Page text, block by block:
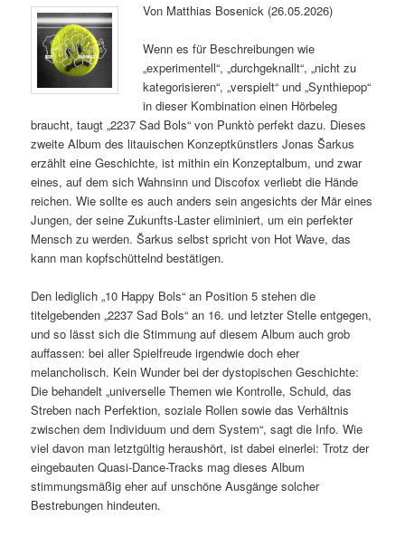
Von Matthias Bosenick (26.05.2026)
Wenn es für Beschreibungen wie
„experimentell“, „durchgeknallt“, „nicht zu
kategorisieren“, „verspielt“ und „Synthiepop“
in dieser Kombination einen Hörbeleg
braucht, taugt „2237 Sad Bols“ von Punktò perfekt dazu. Dieses
zweite Album des litauischen Konzeptkünstlers Jonas Šarkus
erzählt eine Geschichte, ist mithin ein Konzeptalbum, und zwar
eines, auf dem sich Wahnsinn und Discofox verliebt die Hände
reichen. Wie sollte es auch anders sein angesichts der Mär eines
Jungen, der seine Zukunfts-Laster eliminiert, um ein perfekter
Mensch zu werden. Šarkus selbst spricht von Hot Wave, das
kann man kopfschüttelnd bestätigen.
Den lediglich „10 Happy Bols“ an Position 5 stehen die
titelgebenden „2237 Sad Bols“ an 16. und letzter Stelle entgegen,
und so lässt sich die Stimmung auf diesem Album auch grob
auffassen: bei aller Spielfreude irgendwie doch eher
melancholisch. Kein Wunder bei der dystopischen Geschichte:
Die behandelt „universelle Themen wie Kontrolle, Schuld, das
Streben nach Perfektion, soziale Rollen sowie das Verhältnis
zwischen dem Individuum und dem System“, sagt die Info. Wie
viel davon man letztgültig heraushört, ist dabei einerlei: Trotz der
eingebauten Quasi-Dance-Tracks mag dieses Album
stimmungsmäßig eher auf unschöne Ausgänge solcher
Bestrebungen hindeuten.